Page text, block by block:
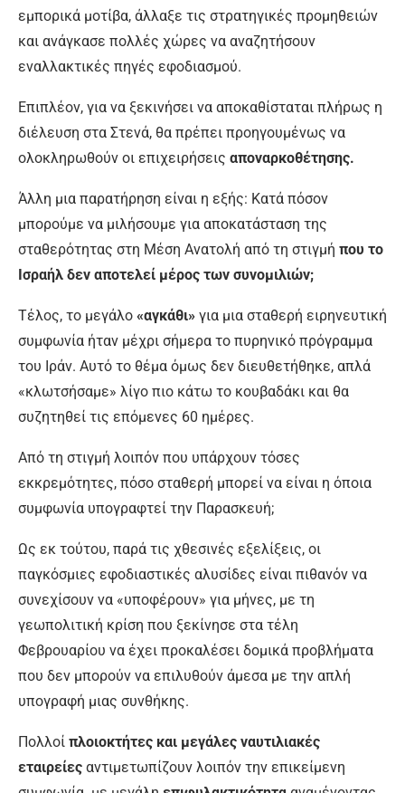
εμπορικά μοτίβα, άλλαξε τις στρατηγικές προμηθειών
και ανάγκασε πολλές χώρες να αναζητήσουν
εναλλακτικές πηγές εφοδιασμού.
Eπιπλέον, για να ξεκινήσει να αποκαθίσταται πλήρως η
διέλευση στα Στενά, θα πρέπει προηγουμένως να
ολοκληρωθούν οι επιχειρήσεις αποναρκοθέτησης.
Άλλη μια παρατήρηση είναι η εξής: Kατά πόσον
μπορούμε να μιλήσουμε για αποκατάσταση της
σταθερότητας στη Μέση Ανατολή από τη στιγμή που το
Ισραήλ δεν αποτελεί μέρος των συνομιλιών;
Τέλος, το μεγάλο «αγκάθι» για μια σταθερή ειρηνευτική
συμφωνία ήταν μέχρι σήμερα το πυρηνικό πρόγραμμα
του Ιράν. Αυτό το θέμα όμως δεν διευθετήθηκε, απλά
«κλωτσήσαμε» λίγο πιο κάτω το κουβαδάκι και θα
συζητηθεί τις επόμενες 60 ημέρες.
Από τη στιγμή λοιπόν που υπάρχουν τόσες
εκκρεμότητες, πόσο σταθερή μπορεί να είναι η όποια
συμφωνία υπογραφτεί την Παρασκευή;
Ως εκ τούτου, παρά τις χθεσινές εξελίξεις, οι
παγκόσμιες εφοδιαστικές αλυσίδες είναι πιθανόν να
συνεχίσουν να «υποφέρουν» για μήνες, με τη
γεωπολιτική κρίση που ξεκίνησε στα τέλη
Φεβρουαρίου να έχει προκαλέσει δομικά προβλήματα
που δεν μπορούν να επιλυθούν άμεσα με την απλή
υπογραφή μιας συνθήκης.
Πολλοί πλοιοκτήτες και μεγάλες ναυτιλιακές
εταιρείες αντιμετωπίζουν λοιπόν την επικείμενη